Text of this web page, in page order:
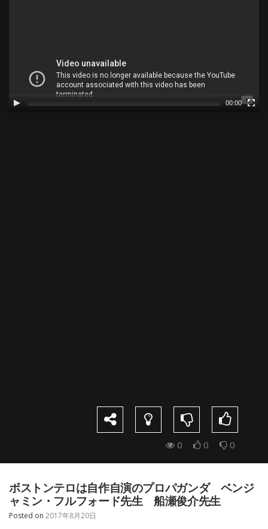
00:00
0 0 0
ボストンテロは自作自演のプロパガンダ ベンジ
ャミン・フルフォード先生 船瀬俊介先生
Posted on 2017年8月20日